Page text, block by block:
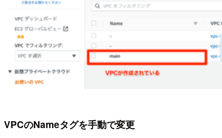
VPCのNameタグを手動で変更